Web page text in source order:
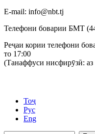
Е-mail: info@nbt.tj
Телефони боварии БМТ
Реҷаи кории телефони
то 17:00
(Танаффуси нисфирӯзӣ: аз
Тоҷ
Рус
Eng